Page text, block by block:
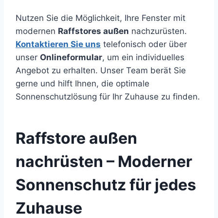
Nutzen Sie die Möglichkeit, Ihre Fenster mit
modernen Raffstores außen nachzurüsten.
Kontaktieren Sie uns telefonisch oder über
unser Onlineformular, um ein individuelles
Angebot zu erhalten. Unser Team berät Sie
gerne und hilft Ihnen, die optimale
Sonnenschutzlösung für Ihr Zuhause zu finden.
Raffstore außen
nachrüsten – Moderner
Sonnenschutz für jedes
Zuhause